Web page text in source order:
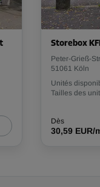
Storebox
Peter-Grieß-
51061 Köln
Unités
Tailles des
Dès
30,59 EUR/